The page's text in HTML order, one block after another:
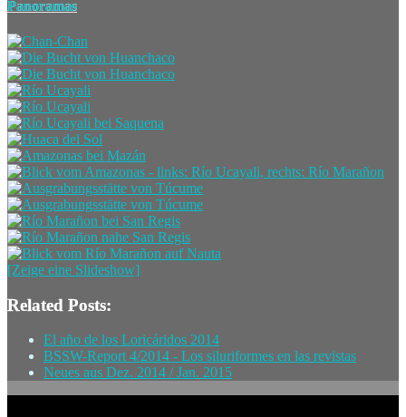
Panoramas
[Zeige eine Slideshow]
Related Posts:
El año de los Loricáridos 2014
BSSW-Report 4/2014 - Los siluriformes en las revistas
Neues aus Dez. 2014 / Jan. 2015